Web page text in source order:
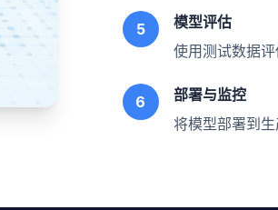
5
模型评估
使用测试数据
6
部署与监控
将模型部署到